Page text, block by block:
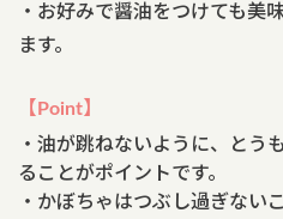
・お好みで醤油をつけても美
ます。
【Point】
・油が跳ねないように、とう
ることがポイントです。
・かぼちゃはつぶし過ぎない